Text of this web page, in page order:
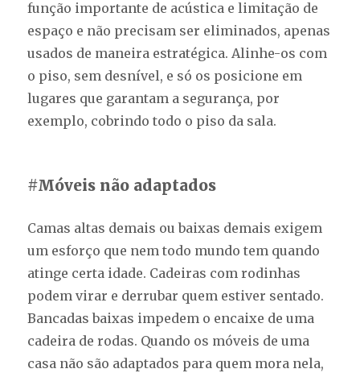
função importante de acústica e limitação de
espaço e não precisam ser eliminados, apenas
usados de maneira estratégica. Alinhe-os com
o piso, sem desnível, e só os posicione em
lugares que garantam a segurança, por
exemplo, cobrindo todo o piso da sala.
#Móveis não adaptados
Camas altas demais ou baixas demais exigem
um esforço que nem todo mundo tem quando
atinge certa idade. Cadeiras com rodinhas
podem virar e derrubar quem estiver sentado.
Bancadas baixas impedem o encaixe de uma
cadeira de rodas. Quando os móveis de uma
casa não são adaptados para quem mora nela,